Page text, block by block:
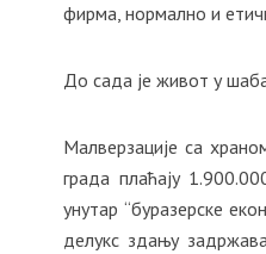
фирма, нормално и
До сада је живот у
Mалверзације са
града плаћају
унутар “буразерске
делукс здању